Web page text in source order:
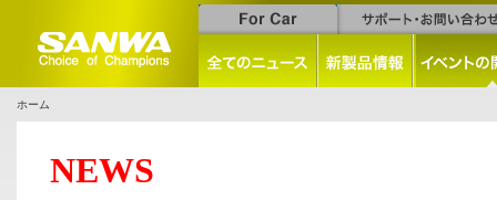
ホーム
NEWS